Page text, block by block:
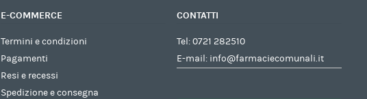
E-COMMERCE
Termini e condizioni
Pagamenti
Resi e recessi
Spedizione e consegna
CONTATTI
Tel:0721 282510
E-mail: info@farmaciecomunali.it